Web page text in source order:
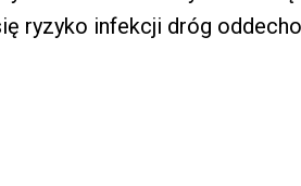
ryzyko infekcji dróg